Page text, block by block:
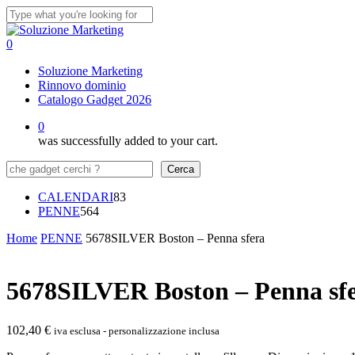
Skip
to
main
Close
Search
0
Soluzione Marketing
Rinnovo dominio
Catalogo Gadget 2026
0
was successfully added to your cart.
Cerca
Cerca
CALENDARI8383
PENNE564564
Home PENNE 5678SILVER Boston – Penna sfera
5678SILVER Boston – Penna
102,40 € iva esclusa - personalizzazione inclusa